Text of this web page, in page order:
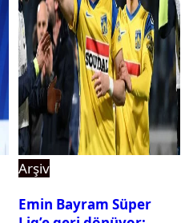
Arşiv
Emin Bayram Süper